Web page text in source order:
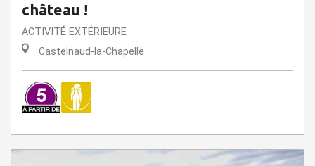
château !
ACTIVITÉ EXTÉRIEURE
Castelnaud-la-Chapelle